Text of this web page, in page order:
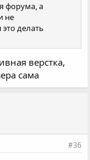
форума, а
не
делать
верстка,
сама
#36